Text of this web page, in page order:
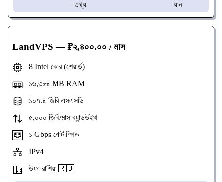
তথ্য যান
LandVPS — ₽২,৪০০.০০ / মাস
8 Intel কোর (শেয়ার্ড)
১৬,৩৮৪ MB RAM
১০৭.৪ জিবি এসএসডি
৫,০০০ জিবি/মাস ব্যান্ডউইথ
১ Gbps পোর্ট স্পিড
IPv4
উফা রাশিয়া 🇷🇺